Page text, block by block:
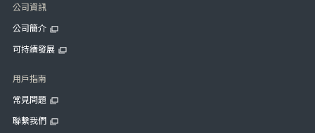
公司資訊
公司簡介
可持續發展
用戶指南
常見問題
聯繫我們